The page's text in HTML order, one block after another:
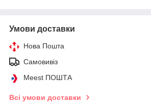
Умови доставки
Нова Пошта
Самовивіз
Meest ПОШТА
Всі умови доставки